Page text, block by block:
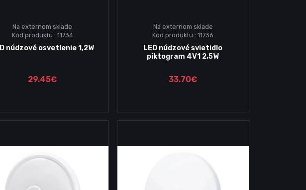
Vložiť do košika
Na externom sklade
Kód produktu : 11734
núdzové osvetlenie 1,2W
29.45€
Vložiť do košika
Na externom sklade
Kód produktu : 11736
LED núdzové svietidlo
piktogram 4V1 2,5W
33.70€